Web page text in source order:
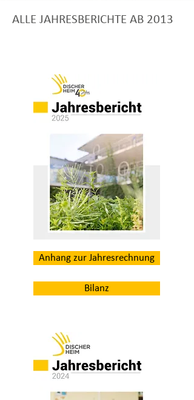
ALLE JAHRESBERICHTE AB 2013
Anhang zur Jahresrechnung
Bilanz